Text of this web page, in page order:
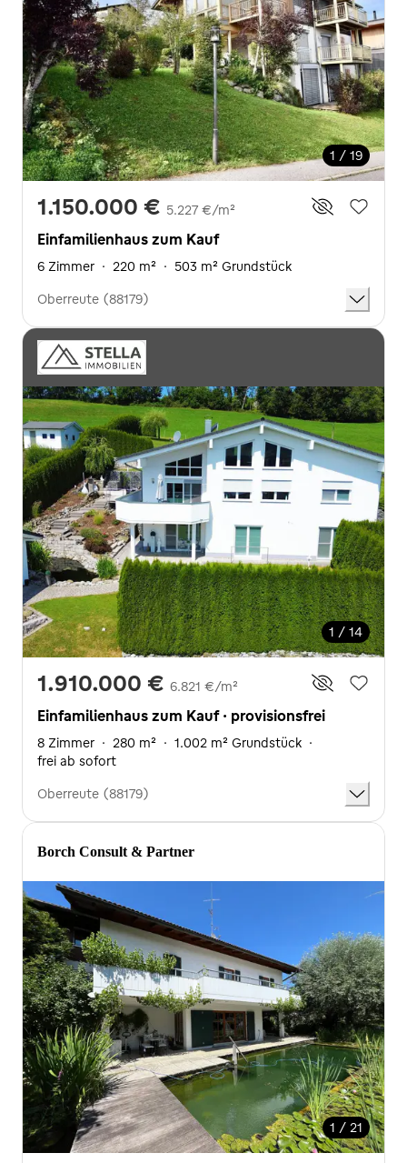
1 / 19
1.150.000 € 5.227 €/m²
Einfamilienhaus zum Kauf
6 Zimmer · 220 m² · 503 m² Grundstück
Oberreute (88179)
1 / 14
1.910.000 € 6.821 €/m²
Einfamilienhaus zum Kauf · provisionsfrei
8 Zimmer · 280 m² · 1.002 m² Grundstück ·
frei ab sofort
Oberreute (88179)
Borch Consult & Partner
1 / 21